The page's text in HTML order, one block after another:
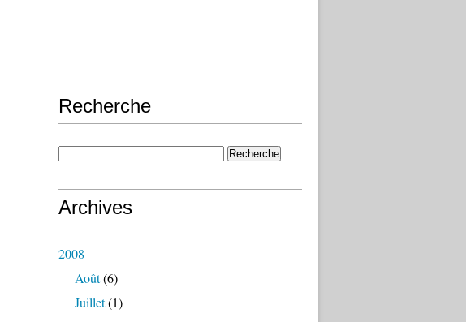
Recherche
Archives
2008
Août(6)
Juillet(1)